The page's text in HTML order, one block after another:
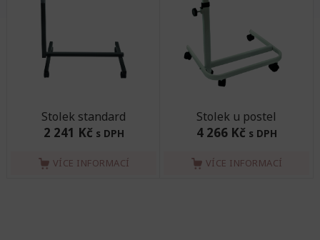
Stolek standard
2 241 Kč s DPH
VÍCE INFORMACÍ
Stolek u postel
4 266 Kč s DPH
VÍCE INFORMACÍ